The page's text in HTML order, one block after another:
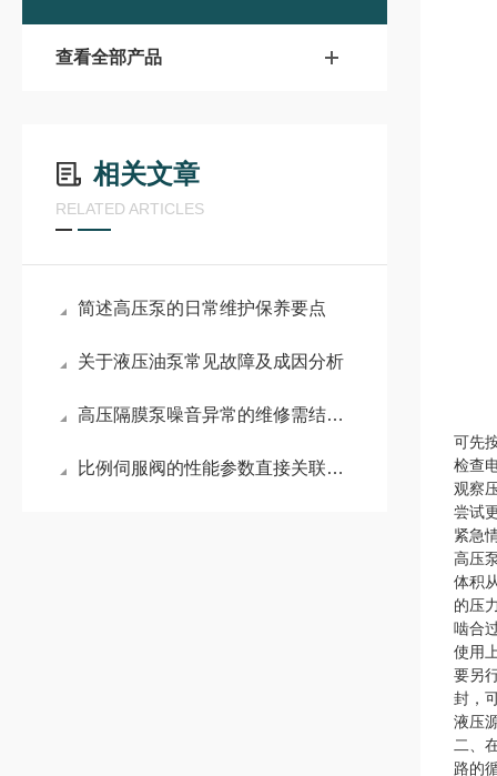
查看全部产品
相关文章
RELATED ARTICLES
简述高压泵的日常维护保养要点
关于液压油泵常见故障及成因分析
高压隔膜泵噪音异常的维修需结合其工作原理和常见故障点进行系统排查
比例伺服阀的性能参数直接关联其适用领域
可先
检查
观察
尝试
紧急
高压
体积
的压
啮合
使用
要另
封，
液压
二、
路的